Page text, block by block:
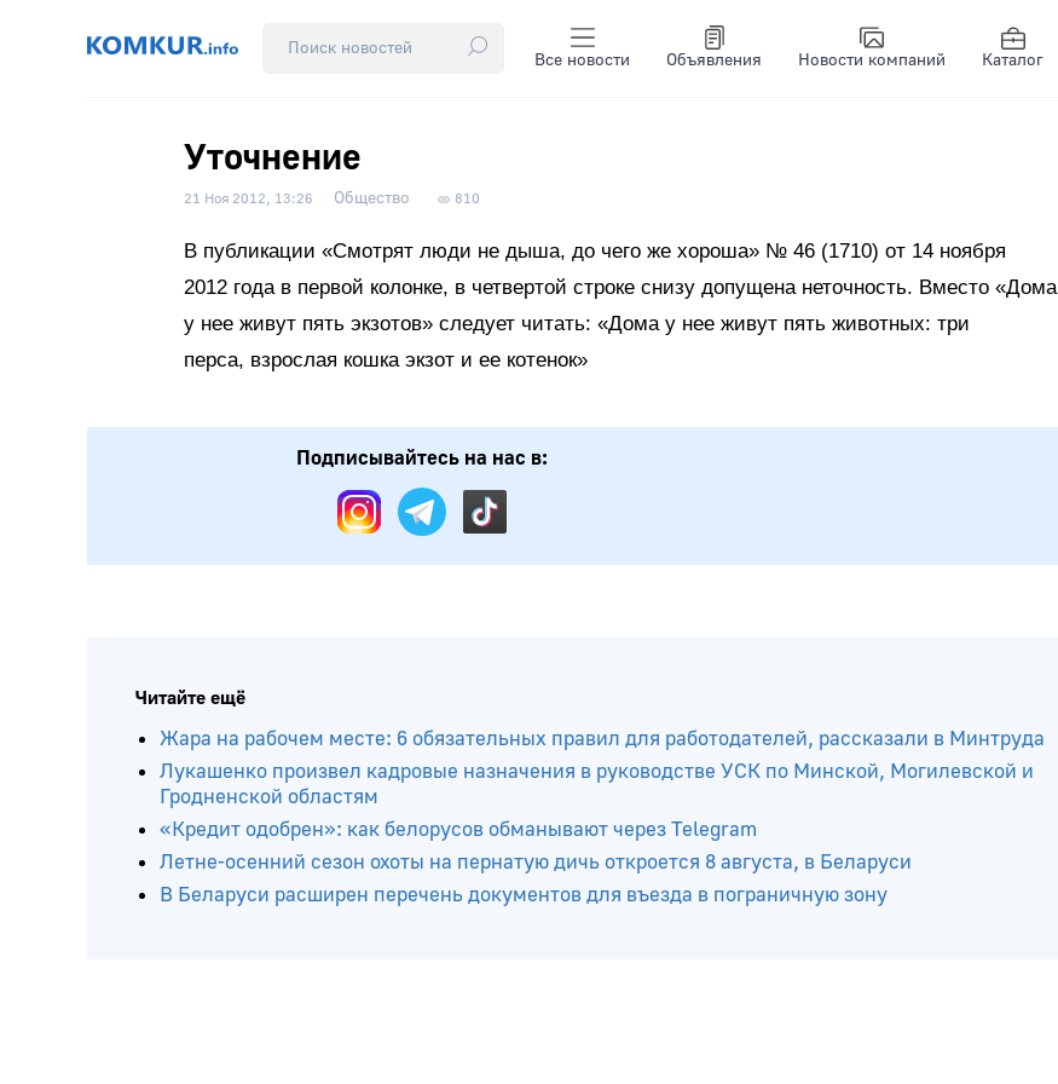
Все новости Объявления Новости компаний Каталог
Уточнение
21 Ноя 2012, 13:26 Общество 810
В публикации «Смотрят люди не дыша, до чего же хороша» № 46 (1710) от 14 ноября
2012 года в первой колонке, в четвертой строке снизу допущена неточность. Вместо «Дома
у нее живут пять экзотов» следует читать: «Дома у нее живут пять животных: три
перса, взрослая кошка экзот и ее котенок»
Подписывайтесь на нас в:
Читайте ещё
Жара на рабочем месте: 6 обязательных правил для работодателей, рассказали в Минтруда
Лукашенко произвел кадровые назначения в руководстве УСК по Минской, Могилевской и
Гродненской областям